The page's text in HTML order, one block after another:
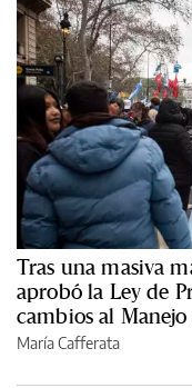
Tras una masiva
aprobó la Ley de
cambios al
María Cafferata